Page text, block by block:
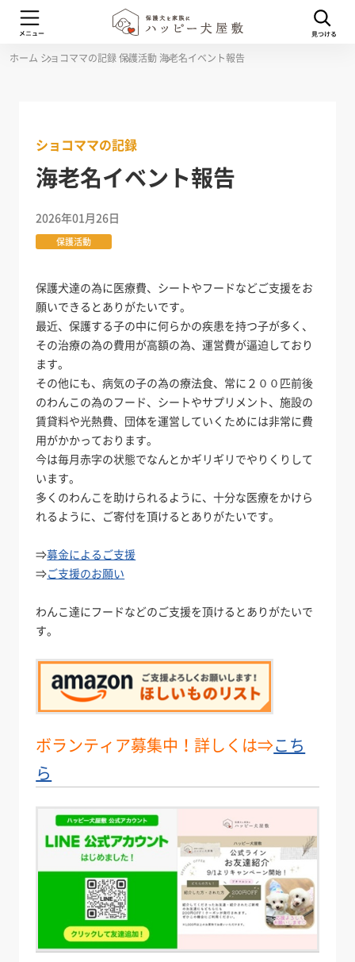
ホーム ショコママの記録保護活動 海老名イベント報告
ショコママの記録
海老名イベント報告
2026年01月26日
保護活動
保護犬達の為に医療費、シートやフードなどご支援をお
願いできるとありがたいです。
最近、保護する子の中に何らかの疾患を持つ子が多く、
その治療の為の費用が高額の為、運営費が逼迫しており
ます。
その他にも、病気の子の為の療法食、常に２００匹前後
のわんこの為のフード、シートやサプリメント、施設の
賃貸料や光熱費、団体を運営していくためには非常に費
用がかかっております。
今は毎月赤字の状態でなんとかギリギリでやりくりして
います。
多くのわんこを助けられるように、十分な医療をかけら
れるように、ご寄付を頂けるとありがたいです。
⇒募金によるご支援
⇒ご支援のお願い
わんこ達にフードなどのご支援を頂けるとありがたいで
す。
ボランティア募集中！詳しくは⇒こち
ら